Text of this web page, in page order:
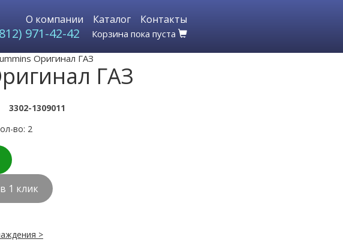
О компании Каталог Контакты
971-42-42 Корзина пока пуста
Оригинал ГАЗ
ГАЗ
3302-1309011
во: 2
1 клик
>